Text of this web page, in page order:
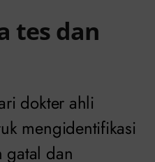
tes dan
dokter ahli
mengidentifikasi
gatal dan